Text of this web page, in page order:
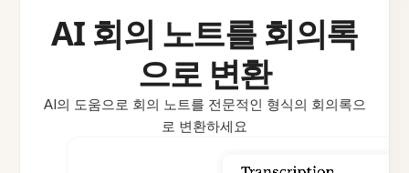
AI 회의 노트를 회의록
으로 변환
AI의 도움으로 회의 노트를 전문적인 형식의 회의록으
로 변환하세요